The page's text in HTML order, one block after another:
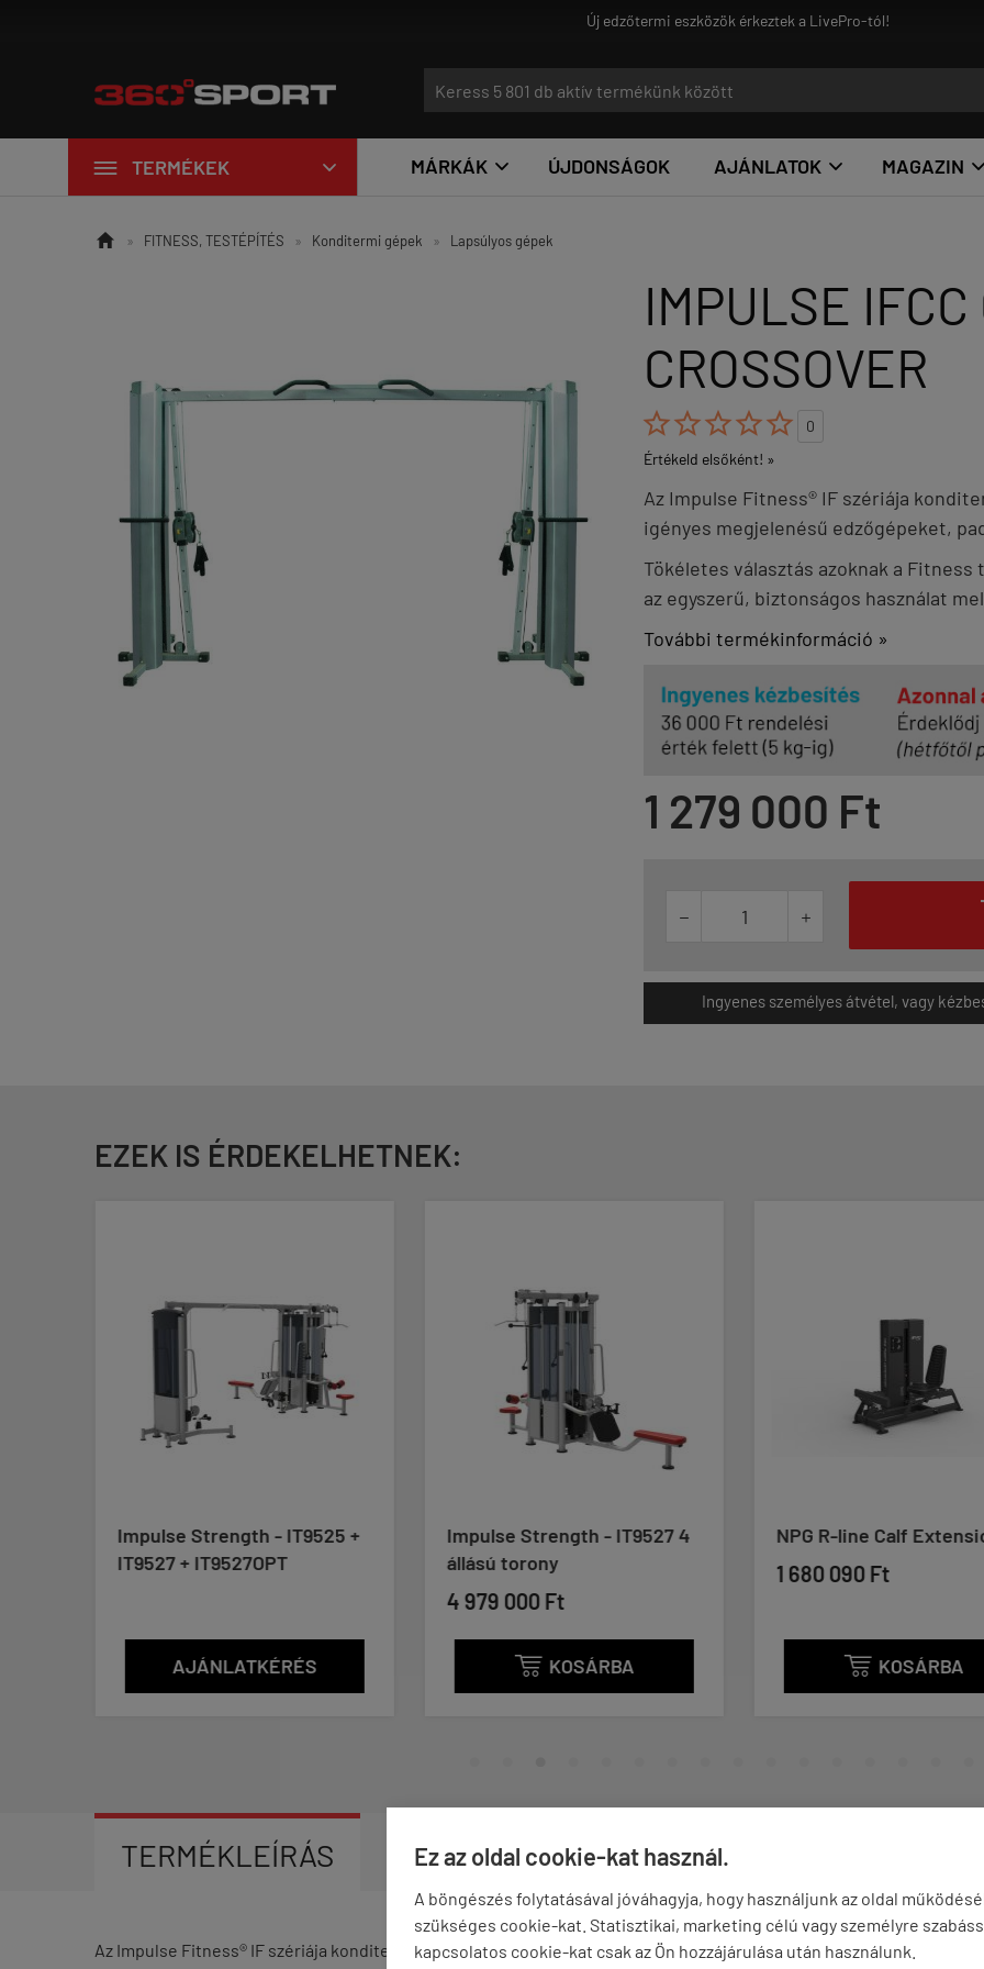
Ez az oldal cookie-kat használ.
A böngészés folytatásával jóváhagyja, hogy használjunk az oldal
szükséges cookie-kat. Statisztikai, marketing célú vagy személyre
kapcsolatos cookie-kat csak az Ön hozzájárulása után használunk.
 TERMÉKEK  MÁRKÁK  ÚJDONSÁGOK AJÁNLATOK  MAGAZIN 
 » FITNESS, TESTÉPÍTÉS » Konditermi gépek » Lapsúlyos gépek
IMPULSE
CROSSOVER

0
Értékeld elsőként! »
Az Impulse Fitness® IF szériája
igényes megjelenésű edzőgépeket,
Tökéletes választás azoknak a
az egyszerű, biztonságos használat
További termékinformáció »
1 279 000 Ft
 
Ingyenes személyes átvétel, vagy
EZEK IS ÉRDEKELHETNEK:
Impulse Strength - IT9525 +
IT9527 + IT9527OPT
AJÁNLATKÉRÉS
Impulse Strength - IT9527 4
állású torony
4 979 000 Ft
 KOSÁRBA
NPG R-line Calf
1 680 090 Ft
 KOSÁRBA
TERMÉKLEÍRÁS VÉLEMÉNYEK KÉRDÉSEK
Az Impulse Fitness® IF szériája konditermi felhasználásra kínál kiváló minőségű, igényes megjelenésű edzőgépeket,